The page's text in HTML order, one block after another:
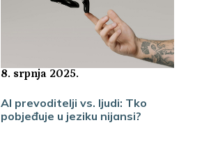
8. srpnja 2025.
AI prevoditelji vs. ljudi: Tko
pobjeđuje u jeziku nijansi?